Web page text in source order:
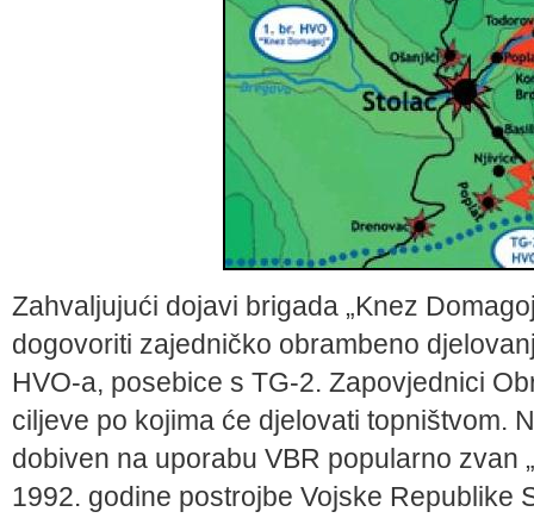
Zahvaljujući dojavi brigada „Knez
dogovoriti zajedničko obrambeno
HVO-a, posebice s TG-2. Zapovjednici
ciljeve po kojima će djelovati topništvom.
dobiven na uporabu VBR popularno zvan
1992. godine postrojbe Vojske Republike